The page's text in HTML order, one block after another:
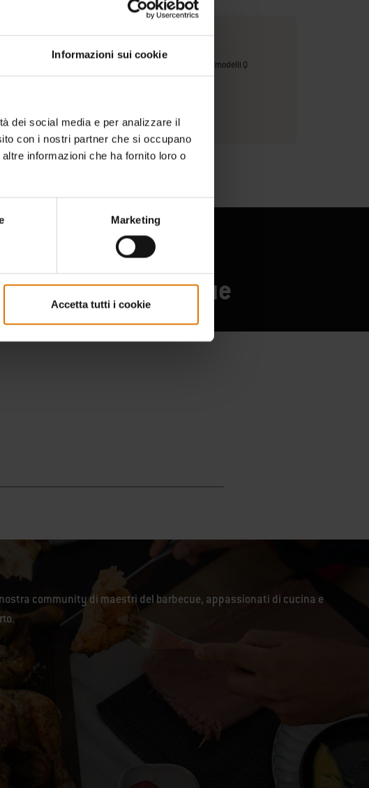
Informazioni sui cookie
dei social media e per analizzare il
con i nostri partner che si occupano
informazioni che ha fornito loro o
Marketing
Accetta tutti i cookie
Compatibile con
Per barbecue Q 1100N e Q 1200N (non compatibile con i modelli Q
prodotti prima del 2025)
Informazioni sul produttore
di barbecue
community di maestri del barbecue, appassionati di cucina e